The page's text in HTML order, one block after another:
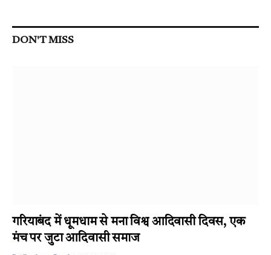
DON'T MISS
गरियाबंद में धूमधाम से मना विश्व आदिवासी दिवस, एक
मंच पर जुटा आदिवासी समाज